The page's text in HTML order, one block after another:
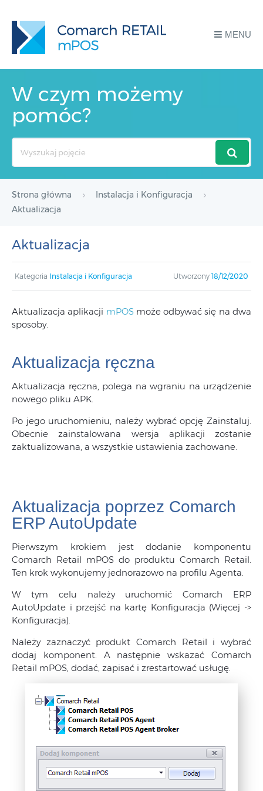
MENU
W czym możemy
pomóc?
Strona główna
Instalacja i Konfiguracja
Aktualizacja
Aktualizacja
Kategoria Instalacja i Konfiguracja Utworzony 18/12/2020
Aktualizacja aplikacji mPOSmoże odbywać się na dwa
sposoby.
Aktualizacja ręczna
Aktualizacja ręczna, polega na wgraniu na urządzenie
nowego pliku APK.
Po jego uruchomieniu, należy wybrać opcję Zainstaluj.
Obecnie zainstalowana wersja aplikacji zostanie
zaktualizowana, a wszystkie ustawienia zachowane.
Aktualizacja poprzez Comarch
ERP AutoUpdate
Pierwszym krokiem jest dodanie komponentu
Comarch Retail mPOS do produktu Comarch Retail.
Ten krok wykonujemy jednorazowo na profilu Agenta.
W tym celu należy uruchomić Comarch ERP
AutoUpdate i przejść na kartę Konfiguracja (Więcej ->
Konfiguracja).
Należy zaznaczyć produkt Comarch Retail i wybrać
dodaj komponent. A następnie wskazać Comarch
Retail mPOS, dodać, zapisać i zrestartować usługę.